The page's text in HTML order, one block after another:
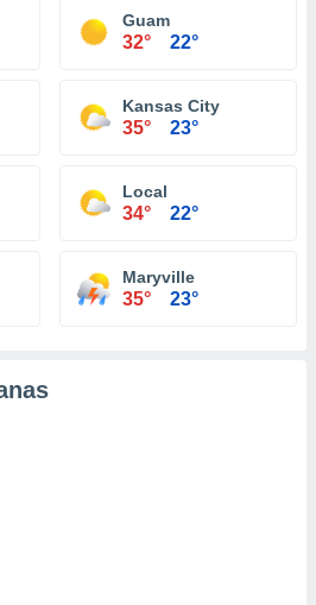
Guam
32° 22°
Kansas City
35° 23°
Local
34° 22°
Maryville
35° 23°